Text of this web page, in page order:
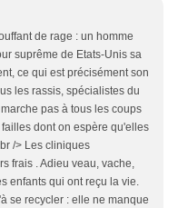
de rage : un homme
suprême de Etats-Unis sa
ce qui est précisément son
les rassis, spécialistes du
pas à tous les coups
dont on espère qu'elles
/> Les cliniques
frais . Adieu veau, vache,
enfants qui ont reçu la vie.
se recycler : elle ne manque